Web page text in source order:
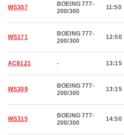
WS307
BOEING 777-
200/300
11:50
WS171
BOEING 777-
200/300
12:50
AC8121 - 13:15
WS309
BOEING 777-
200/300
13:15
WS315
BOEING 777-
200/300
14:50